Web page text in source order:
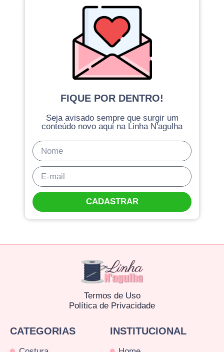
FIQUE POR DENTRO!
Seja avisado sempre que surgir um
conteúdo novo aqui na Linha N'agulha
CADASTRAR
Termos de Uso
Política de Privacidade
CATEGORIAS INSTITUCIONAL